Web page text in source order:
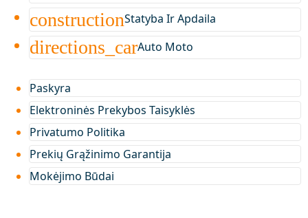
constructionStatyba Ir Apdaila
directions_carAuto Moto
Paskyra
Elektroninės Prekybos Taisyklės
Privatumo Politika
Prekių Grąžinimo Garantija
Mokėjimo Būdai